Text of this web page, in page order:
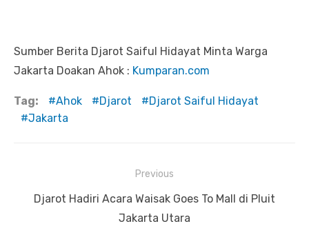
Sumber Berita Djarot Saiful Hidayat Minta Warga
Jakarta Doakan Ahok : Kumparan.com
Tag: Ahok Djarot
Djarot Saiful Hidayat
Jakarta
pos
Previous
Previous
Djarot Hadiri Acara Waisak Goes To Mall di Pluit
Jakarta Utara